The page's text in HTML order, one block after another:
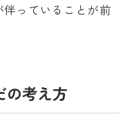
っていることが前
の考え方